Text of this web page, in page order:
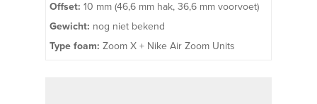
Offset: 10 mm (46,6 mm hak, 36,6 mm voorvoet)
Gewicht: nog niet bekend
Type foam: Zoom X + Nike Air Zoom Units